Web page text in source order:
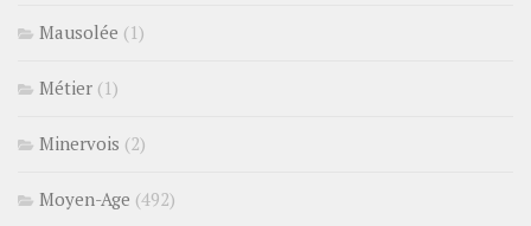
Mausolée (1)
Métier (1)
Minervois (2)
Moyen-Age (492)